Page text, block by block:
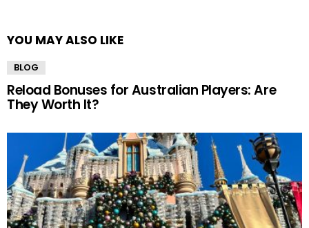
YOU MAY ALSO LIKE
BLOG
Reload Bonuses for Australian Players: Are
They Worth It?